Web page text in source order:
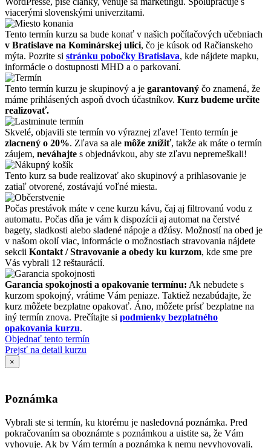
viacerými slovenskými univerzitami.
Tento termín kurzu sa bude konať v našich počítačových učebniach
v Bratislave na Kominárskej ulici, čo je kúsok od Račianskeho
mýta. Pozrite si stránku pobočky Bratislava, kde nájdete mapku,
informácie o dostupnosti MHD a o parkovaní.
Tento termín kurzu je skupinový a je garantovaný čo znamená, že
máme prihlásených aspoň dvoch účastníkov. Kurz budeme určite
realizovať.
Skvelé, objavili ste termín vo výraznej zľave! Tento termín je
zlacnený o 20%. Zľava sa ale môže znížiť, takže ak máte o termín
záujem, neváhajte s objednávkou, aby ste zľavu nepremeškali!
Tento kurz sa bude realizovať ako skupinový a prihlasovanie je
zatiaľ otvorené, zostávajú voľné miesta.
Počas prestávok máte v cene kurzu kávu, čaj aj filtrovanú vodu z
automatu. Počas dňa je vám k dispozícii aj automat na čerstvé
bagety, sladkosti alebo sladené nápoje a džúsy. Možností na obed je
v našom okolí viac, informácie o možnostiach stravovania nájdete
sekcii Kontakt / Stravovanie a obedy ku kurzom, kde sme pre
Vás vybrali 12 reštaurácií.
Garancia spokojnosti a opakovanie termínu: Ak nebudete s
kurzom spokojný, vrátime Vám peniaze. Taktiež nezabúdajte, že
kurz môžete bezplatne opakovať. Áno, môžete prísť bezplatne na
iný termín znova. Prečítajte si podmienky bezplatného
opakovania kurzu.
Objednať tento termín
Prejsť na detail kurzu
×
Poznámka
Vybrali ste si termín, ku ktorému je nasledovná poznámka. Pred
pokračovaním sa oboznámte s poznámkou a uistite sa, že Vám
vyhovuje. Ak by Vám termín a poznámka k nemu nevyhovovali,